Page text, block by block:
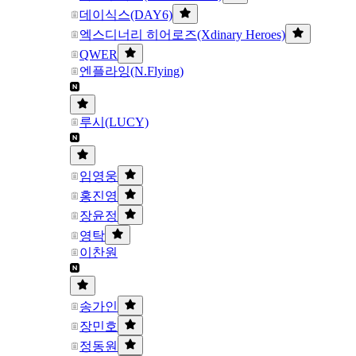
데이식스(DAY6)
엑스디너리 히어로즈(Xdinary Heroes)
QWER
엔플라잉(N.Flying)
루시(LUCY)
임영웅
홍진영
장윤정
영탁
이찬원
송가인
장민호
정동원